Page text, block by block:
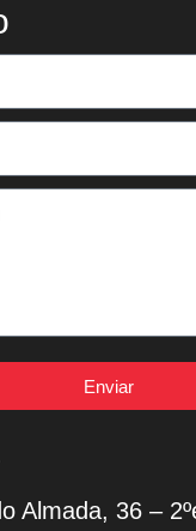
Almada, 36 –
Enviar